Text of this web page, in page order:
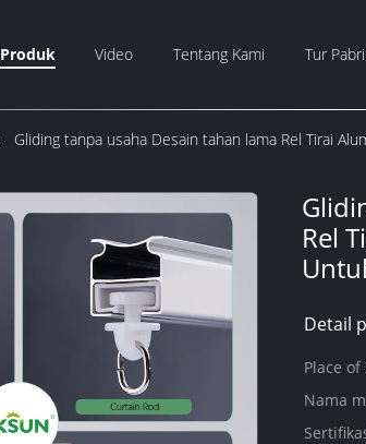
Produk Video Tentang Kami Tur
Gliding tanpa usaha Desain tahan lama Rel Tirai
Rel
Detail
Place
Nama